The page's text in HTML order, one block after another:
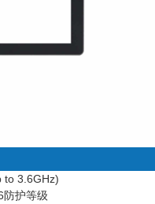
to 3.6GHz)
防护等级